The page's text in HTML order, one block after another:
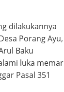
dilakukannya
Porang Ayu,
Baku
luka memar
Pasal 351